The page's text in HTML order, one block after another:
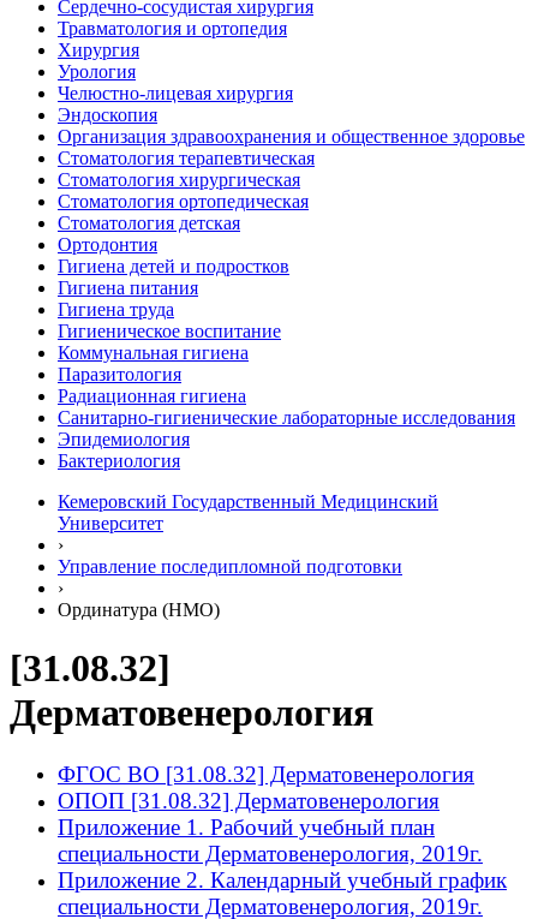
Сердечно-сосудистая хирургия
Травматология и ортопедия
Хирургия
Урология
Челюстно-лицевая хирургия
Эндоскопия
Организация здравоохранения и общественное здоровье
Стоматология терапевтическая
Стоматология хирургическая
Стоматология ортопедическая
Стоматология детская
Ортодонтия
Гигиена детей и подростков
Гигиена питания
Гигиена труда
Гигиеническое воспитание
Коммунальная гигиена
Паразитология
Радиационная гигиена
Санитарно-гигиенические лабораторные исследования
Эпидемиология
Бактериология
Кемеровский Государственный Медицинский
Университет
›
Управление последипломной подготовки
›
Ординатура (НМО)
[31.08.32]
Дерматовенерология
ФГОС ВО [31.08.32] Дерматовенерология
ОПОП [31.08.32] Дерматовенерология
Приложение 1. Рабочий учебный план
специальности Дерматовенерология, 2019г.
Приложение 2. Календарный учебный график
специальности Дерматовенерология, 2019г.